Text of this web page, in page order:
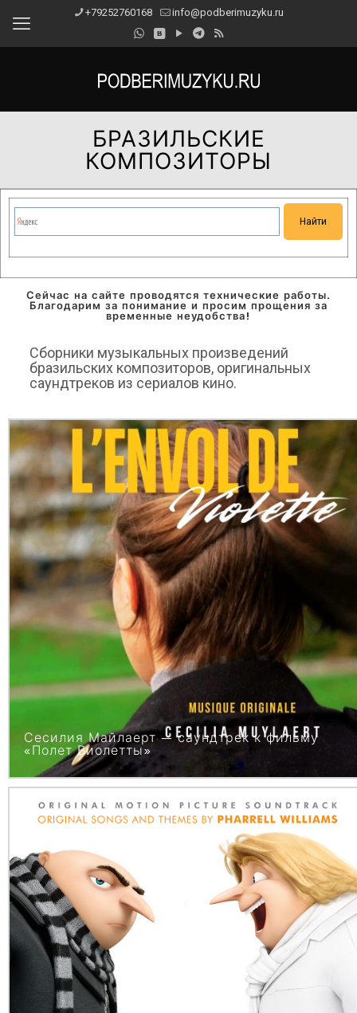
+79252760168 info@podberimuzyku.ru
БРАЗИЛЬСКИЕ
КОМПОЗИТОРЫ
Сейчас на сайте проводятся технические работы.
Благодарим за понимание и просим прощения за
временные неудобства!
Сборники музыкальных произведений
бразильских композиторов, оригинальных
саундтреков из сериалов кино.
Сесилия Майлаерт — саундтрек к фильму
«Полет Виолетты»